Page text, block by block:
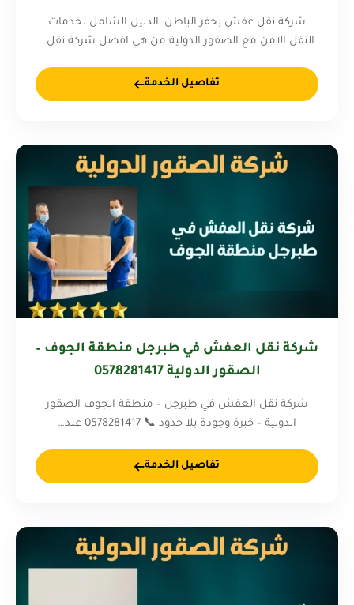
شركة نقل عفش بحفر الباطن: الدليل الشامل لخدمات
النقل الآمن مع الصقور الدولية من هي افضل شركة نقل…
تفاصيل الخدمة
شركة نقل العفش في طبرجل منطقة الجوف –
الصقور الدولية 0578281417
شركة نقل العفش في طبرجل – منطقة الجوف الصقور
الدولية – خبرة وجودة بلا حدود 📞 0578281417 عند…
تفاصيل الخدمة